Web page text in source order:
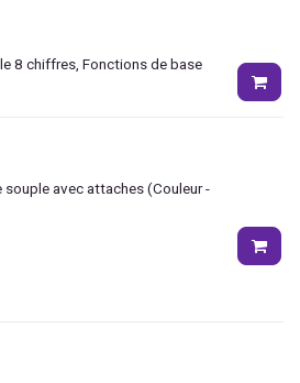
8 chiffres, Fonctions de base
souple avec attaches(Couleur -